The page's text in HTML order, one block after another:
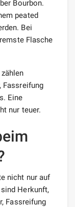
Bourbon.
peated
Bei
Flasche
Fassreifung
Eine
nur teuer.
nicht nur auf
Herkunft,
Fassreifung